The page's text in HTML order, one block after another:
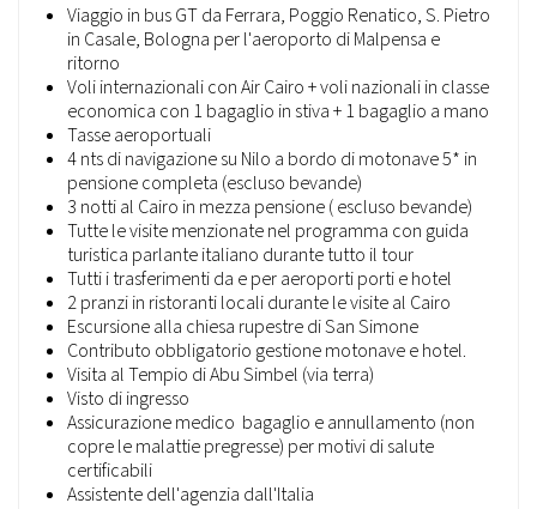
Viaggio in bus GT da Ferrara, Poggio Renatico, S. Pietro
in Casale, Bologna per l'aeroporto di Malpensa e
ritorno
Voli internazionali con Air Cairo + voli nazionali in classe
economica con 1 bagaglio in stiva + 1 bagaglio a mano
Tasse aeroportuali
4 nts di navigazione su Nilo a bordo di motonave 5* in
pensione completa (escluso bevande)
3 notti al Cairo in mezza pensione ( escluso bevande)
Tutte le visite menzionate nel programma con guida
turistica parlante italiano durante tutto il tour
Tutti i trasferimenti da e per aeroporti porti e hotel
2 pranzi in ristoranti locali durante le visite al Cairo
Escursione alla chiesa rupestre di San Simone
Contributo obbligatorio gestione motonave e hotel.
Visita al Tempio di Abu Simbel (via terra)
Visto di ingresso
Assicurazione medico bagaglio e annullamento (non
copre le malattie pregresse) per motivi di salute
certificabili
Assistente dell'agenzia dall'Italia